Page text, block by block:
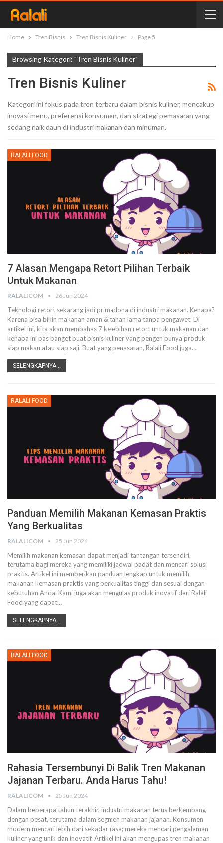
Home Tren Bisnis Tren Bisnis Kuliner Page 5
Browsing Kategori: "Tren Bisnis Kuliner"
Tren Bisnis Kuliner
Kategori ini fokus pada tren terbaru dalam bisnis kuliner, mencakup
inovasi menu, preferensi konsumen, dan strategi pemasaran yang
sedang naik daun di industri makanan dan minuman.
RALALI FOOD
7 Alasan Mengapa Retort Pilihan Terbaik
Untuk Makanan
RALALICOM 26 Jun 2024
Teknologi retort sekarang jadi primadona di industri makanan. Kenapa?
Karena bisa bikin makanan aman & tahan lama tanpa pengawet. Di
artikel ini, kita akan membahas 7 kelebihan retort untuk makanan dan
kenapa ini pas banget buat bisnis kuliner yang pengen punya produk
siap makan atau siap saji. Buat yang penasaran, Ralali Food juga…
SELENGKAPNYA...
RALALI FOOD
Panduan Memilih Makanan Kemasan Praktis
Yang Berkualitas
RALALICOM 25 Jun 2024
Memilih makanan kemasan dapat menjadi tantangan tersendiri,
terutama bagi mereka yang memiliki jadwal padat dan mencari solusi
praktis. Artikel ini memberikan panduan lengkap untuk memilih
makanan kemasan praktis yang berkualitas tinggi dan sesuai dengan
kebutuhan Anda. Kami juga akan mengulas produk inovatif dari Ralali
Food yang dapat…
SELENGKAPNYA...
RALALI FOOD
Rahasia Tersembunyi Di Balik Tren Makanan
Jajanan Terbaru. Anda Harus Tahu!
RALALICOM 25 Jun 2024
Dalam beberapa tahun terakhir, industri makanan terus berkembang
dengan pesat, terutama dalam segmen makanan jajanan. Konsumen
modern mencari lebih dari sekadar rasa; mereka mencari pengalaman
kuliner yang unik dan inovatif. Artikel ini akan mengupas tren makanan